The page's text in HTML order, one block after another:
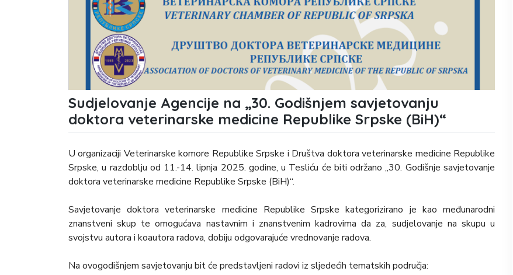
Sudjelovanje Agencije na „30. Godišnjem savjetovanju
doktora veterinarske medicine Republike Srpske (BiH)“
U organizaciji Veterinarske komore Republike Srpske i Društva doktora veterinarske medicine Republike
Srpske, u razdoblju od 11.-14. lipnja 2025. godine, u Tesliću će biti održano „30. Godišnje savjetovanje
doktora veterinarske medicine Republike Srpske (BiH)“.
Savjetovanje doktora veterinarske medicine Republike Srpske kategorizirano je kao međunarodni
znanstveni skup te omogućava nastavnim i znanstvenim kadrovima da za, sudjelovanje na skupu u
svojstvu autora i koautora radova, dobiju odgovarajuće vrednovanje radova.
Na ovogodišnjem savjetovanju bit će predstavljeni radovi iz sljedećih tematskih područja: